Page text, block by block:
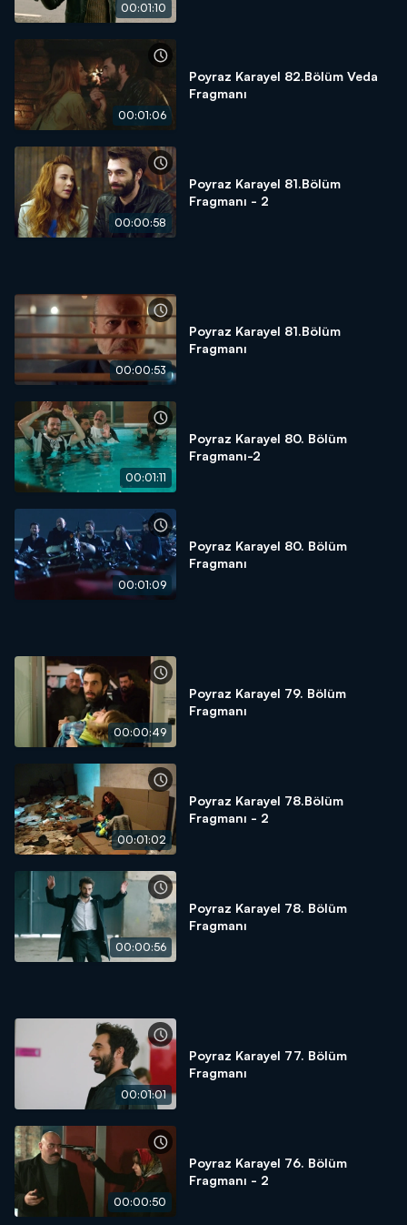
00:01:10
00:01:06
Poyraz Karayel 82.Bölüm Veda
Fragmanı
00:00:58
Poyraz Karayel 81.Bölüm
Fragmanı - 2
00:00:53
Poyraz Karayel 81.Bölüm
Fragmanı
00:01:11
Poyraz Karayel 80. Bölüm
Fragmanı-2
00:01:09
Poyraz Karayel 80. Bölüm
Fragmanı
00:00:49
Poyraz Karayel 79. Bölüm
Fragmanı
00:01:02
Poyraz Karayel 78.Bölüm
Fragmanı - 2
00:00:56
Poyraz Karayel 78. Bölüm
Fragmanı
00:01:01
Poyraz Karayel 77. Bölüm
Fragmanı
00:00:50
Poyraz Karayel 76. Bölüm
Fragmanı - 2